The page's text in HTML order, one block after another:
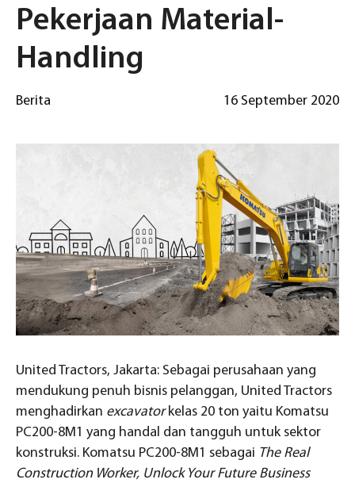
Pekerjaan Material-
Handling
Berita 16 September 2020
United Tractors, Jakarta: Sebagai perusahaan yang
mendukung penuh bisnis pelanggan, United Tractors
menghadirkan excavatorkelas 20 ton yaitu Komatsu
PC200-8M1 yang handal dan tangguh untuk sektor
konstruksi. Komatsu PC200-8M1 sebagai The Real
Construction Worker, Unlock Your Future Business